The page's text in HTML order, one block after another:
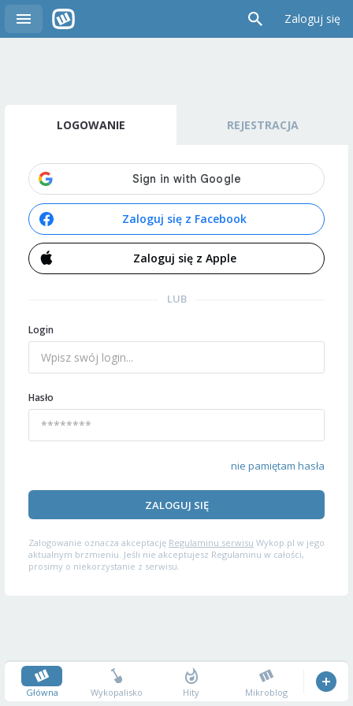
Zaloguj się
LOGOWANIE REJESTRACJA
Zaloguj się z Facebook
Zaloguj się z Apple
LUB
Login
Hasło
nie pamiętam hasła
ZALOGUJ SIĘ
Zalogowanie oznacza akceptację Regulaminu serwisu Wykop.pl w jego
aktualnym brzmieniu. Jeśli nie akceptujesz Regulaminu w całości,
prosimy o niekorzystanie z serwisu.
Główna Wykopalisko Hity Mikroblog